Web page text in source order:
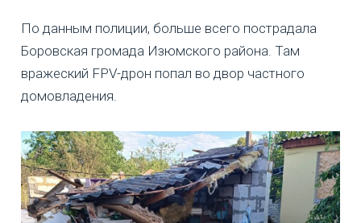
По данным полиции, больше всего пострадала
Боровская громада Изюмского района. Там
вражеский FPV-дрон попал во двор частного
домовладения.